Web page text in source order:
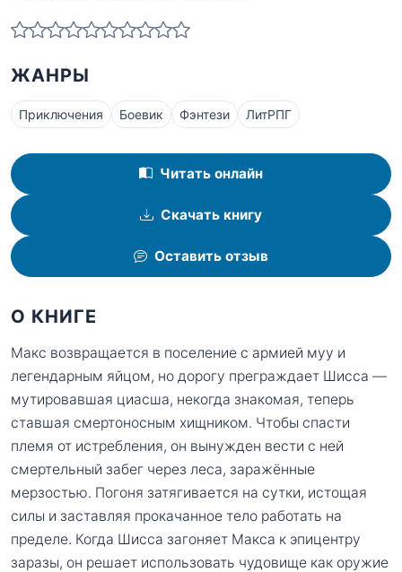
ЖАНРЫ
Приключения Боевик Фэнтези ЛитРПГ
Читать онлайн
Скачать книгу
Оставить отзыв
О КНИГЕ
Макс возвращается в поселение с армией муу и
легендарным яйцом, но дорогу преграждает Шисса —
мутировавшая циасша, некогда знакомая, теперь
ставшая смертоносным хищником. Чтобы спасти
племя от истребления, он вынужден вести с ней
смертельный забег через леса, заражённые
мерзостью. Погоня затягивается на сутки, истощая
силы и заставляя прокачанное тело работать на
пределе. Когда Шисса загоняет Макса к эпицентру
заразы, он решает использовать чудовище как оружие